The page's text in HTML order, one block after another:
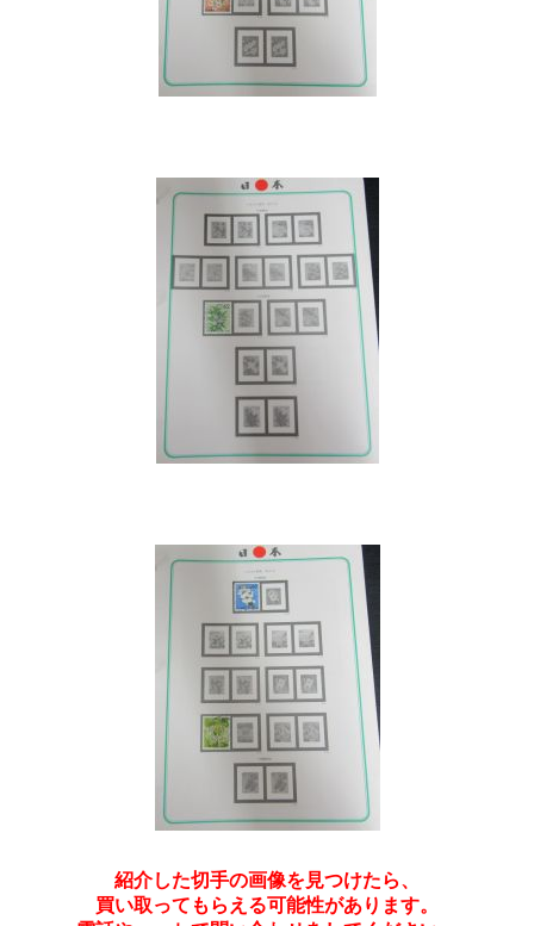
紹介した切手の画像を見つけたら、
買い取ってもらえる可能性があります。